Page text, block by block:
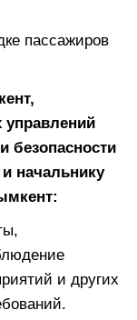
пассажиров
управлений
безопасности
начальнику
и других